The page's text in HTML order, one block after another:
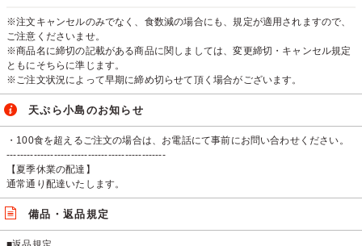
※注文キャンセルのみでなく、食数減の場合にも、規定が適用されますので、
ご注意くださいませ。
※商品名に締切の記載がある商品に関しましては、変更締切・キャンセル規定
ともにそちらに準じます。
※ご注文状況によって早期に締め切らせて頂く場合がございます。
天ぷら小島のお知らせ
・100食を超えるご注文の場合は、お電話にて事前にお問い合わせください。
-----------------------------------------------
【夏季休業の配達】
通常通り配達いたします。
備品・返品規定